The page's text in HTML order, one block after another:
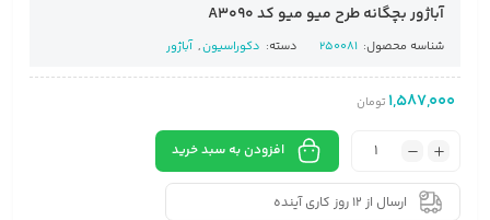
آباژور بچگانه طرح میو میو کد A3090
شناسه محصول: 250081 دسته: دکوراسیون, آباژور
1,587,000 تومان
افزودن به سبد خرید
ارسال از 12 روز کاری آینده